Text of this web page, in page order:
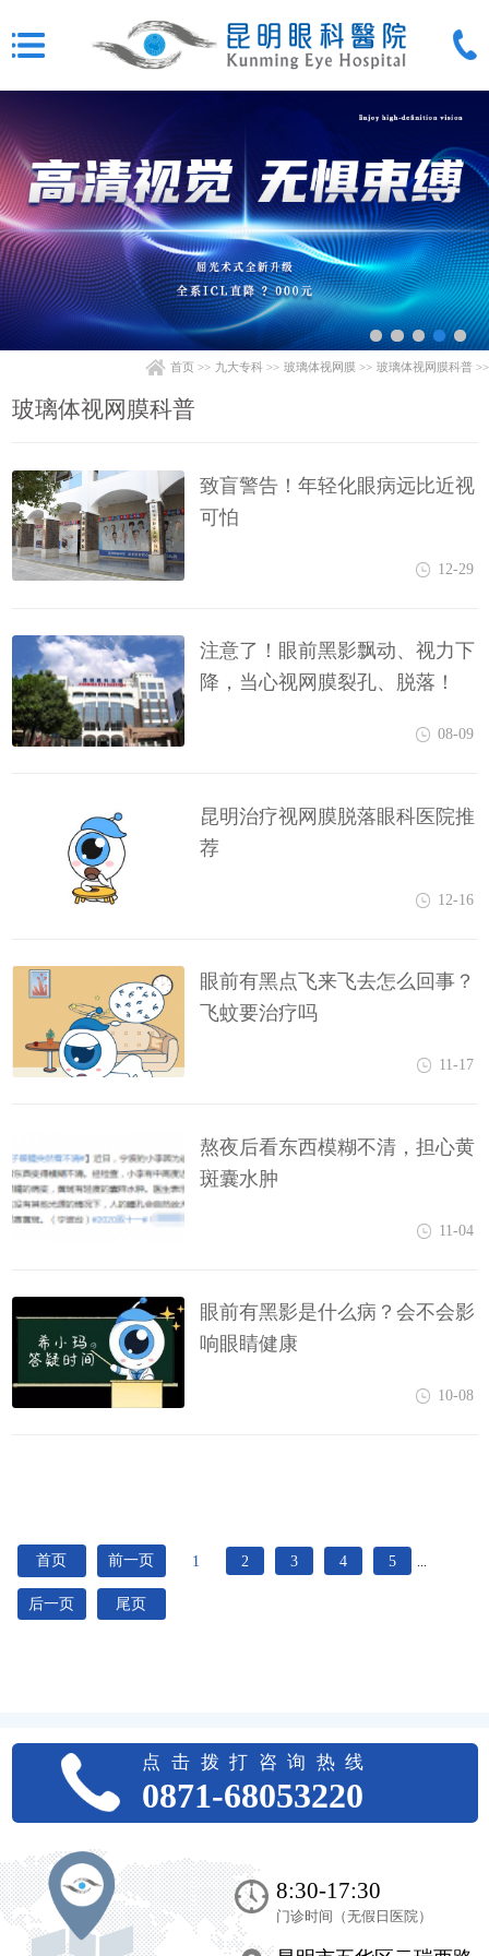
首页 >> 九大专科 >> 玻璃体视网膜 >> 玻璃体视网膜科普 >>
玻璃体视网膜科普
致盲警告！年轻化眼病远比近视
可怕
12-29
注意了！眼前黑影飘动、视力下
降，当心视网膜裂孔、脱落！
08-09
昆明治疗视网膜脱落眼科医院推
荐
12-16
眼前有黑点飞来飞去怎么回事？
飞蚊要治疗吗
11-17
熬夜后看东西模糊不清，担心黄
斑囊水肿
11-04
眼前有黑影是什么病？会不会影
响眼睛健康
10-08
首页 前一页 1 2 3 4 5
后一页 尾页
点击拨打咨询热线
0871-68053220
8:30-17:30
门诊时间（无假日医院）